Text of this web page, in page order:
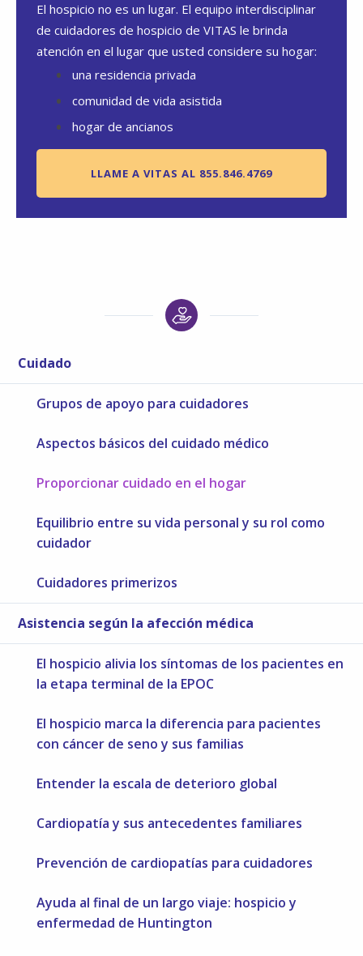
El hospicio no es un lugar. El equipo interdisciplinar
de cuidadores de hospicio de VITAS le brinda
atención en el lugar que usted considere su hogar:
una residencia privada
comunidad de vida asistida
hogar de ancianos
LLAME A VITAS AL 855.846.4769
Cuidado
Grupos de apoyo para cuidadores
Aspectos básicos del cuidado médico
Proporcionar cuidado en el hogar
Equilibrio entre su vida personal y su rol como
cuidador
Cuidadores primerizos
Asistencia según la afección médica
El hospicio alivia los síntomas de los pacientes en
la etapa terminal de la EPOC
El hospicio marca la diferencia para pacientes
con cáncer de seno y sus familias
Entender la escala de deterioro global
Cardiopatía y sus antecedentes familiares
Prevención de cardiopatías para cuidadores
Ayuda al final de un largo viaje: hospicio y
enfermedad de Huntington